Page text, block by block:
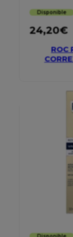
Disponible
24,20€
ROC